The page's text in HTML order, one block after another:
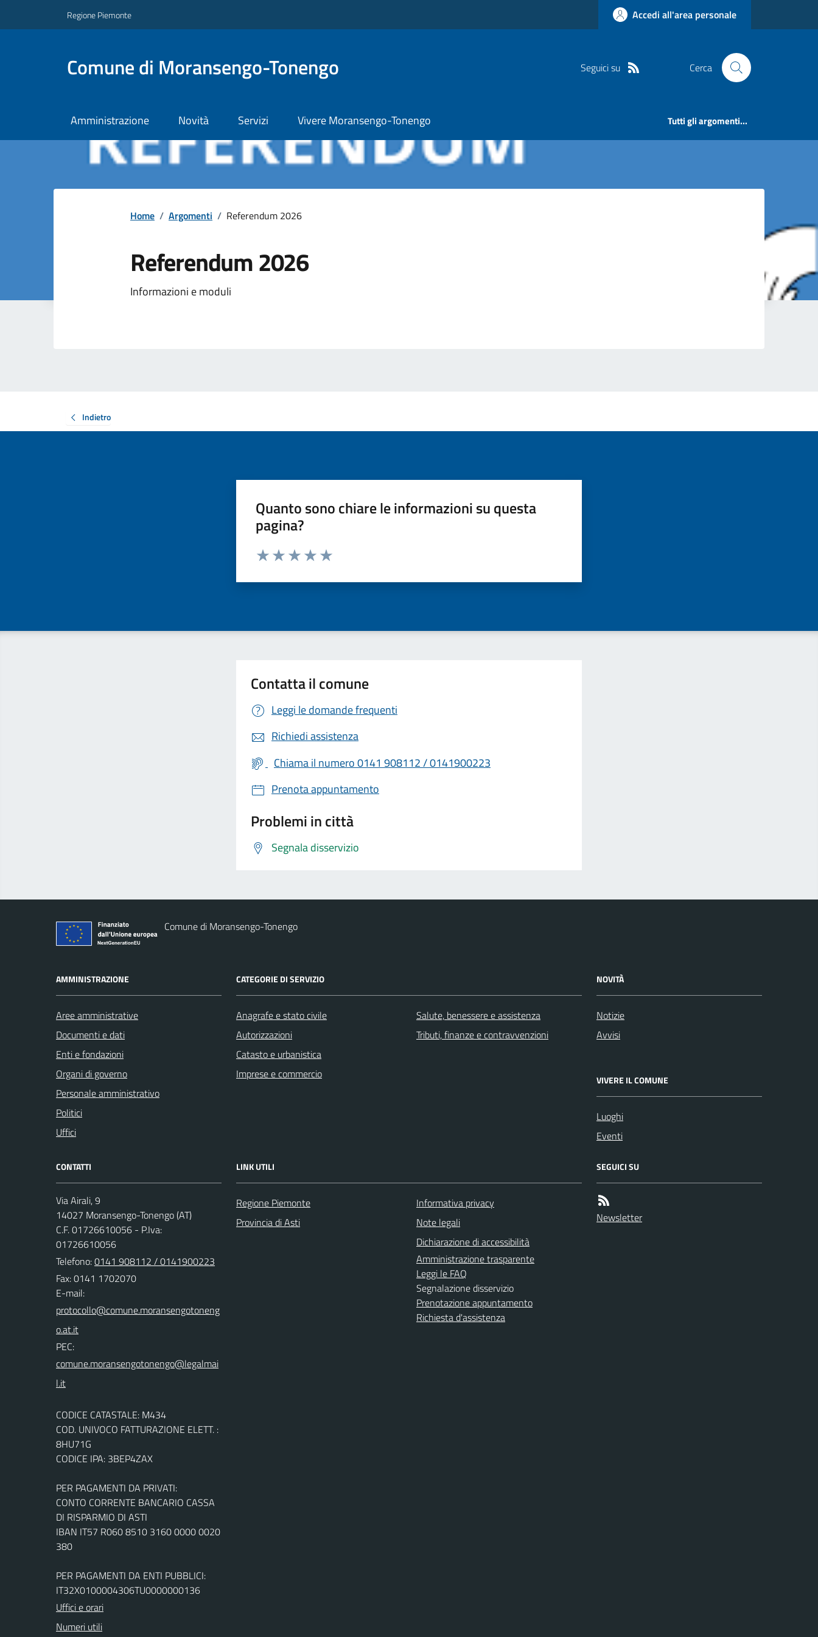
Regione Piemonte Accedi all'area personale
Comune di Moransengo-Tonengo Seguici su Cerca
Amministrazione Novità Servizi Vivere Moransengo-Tonengo Tutti gli argomenti...
Home / Argomenti / Referendum 2026
Referendum 2026
Informazioni e moduli
Indietro
Quanto sono chiare le informazioni su questa
pagina?
Valuta da 1 a 5 stelle la pagina
Contatta il comune
Leggi le domande frequenti
Richiedi assistenza
Chiama il numero 0141 908112 / 0141900223
Prenota appuntamento
Problemi in città
Segnala disservizio
Comune di Moransengo-Tonengo
AMMINISTRAZIONE
Aree amministrative
Documenti e dati
Enti e fondazioni
Organi di governo
Personale amministrativo
Politici
Uffici
CATEGORIE DI SERVIZIO
Anagrafe e stato civile
Autorizzazioni
Catasto e urbanistica
Imprese e commercio
Salute, benessere e assistenza
Tributi, finanze e contravvenzioni
NOVITÀ
Notizie
Avvisi
VIVERE IL COMUNE
Luoghi
Eventi
CONTATTI
Via Airali, 9
14027 Moransengo-Tonengo (AT)
C.F. 01726610056 - P.Iva:
01726610056
Telefono:0141 908112 / 0141900223
Fax: 0141 1702070
E-mail:
PEC:
CODICE CATASTALE: M434
COD. UNIVOCO FATTURAZIONE ELETT. :
8HU71G
CODICE IPA: 3BEP4ZAX
PER PAGAMENTI DA PRIVATI:
CONTO CORRENTE BANCARIO CASSA
DI RISPARMIO DI ASTI
IBAN IT57 R060 8510 3160 0000 0020
380
PER PAGAMENTI DA ENTI PUBBLICI:
IT32X0100004306TU0000000136
Uffici e orari
Numeri utili
LINK UTILI
Regione Piemonte
Provincia di Asti
Informativa privacy
Note legali
Dichiarazione di accessibilità
Amministrazione trasparente
Leggi le FAQ
Segnalazione disservizio
Prenotazione appuntamento
Richiesta d'assistenza
SEGUICI SU
Newsletter